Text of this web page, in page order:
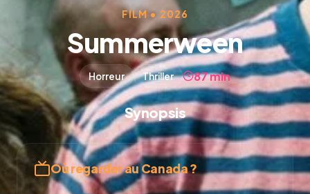
FILM • 2026
Summerween
Horreur Thriller 87 min
Synopsis
Où regarder au Canada ?